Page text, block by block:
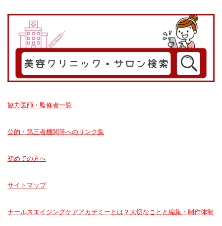
協力医師・監修者一覧
公的・第三者機関等へのリンク集
初めての方へ
サイトマップ
ナールスエイジングケアアカデミーとは？大切なことと編集・制作体制